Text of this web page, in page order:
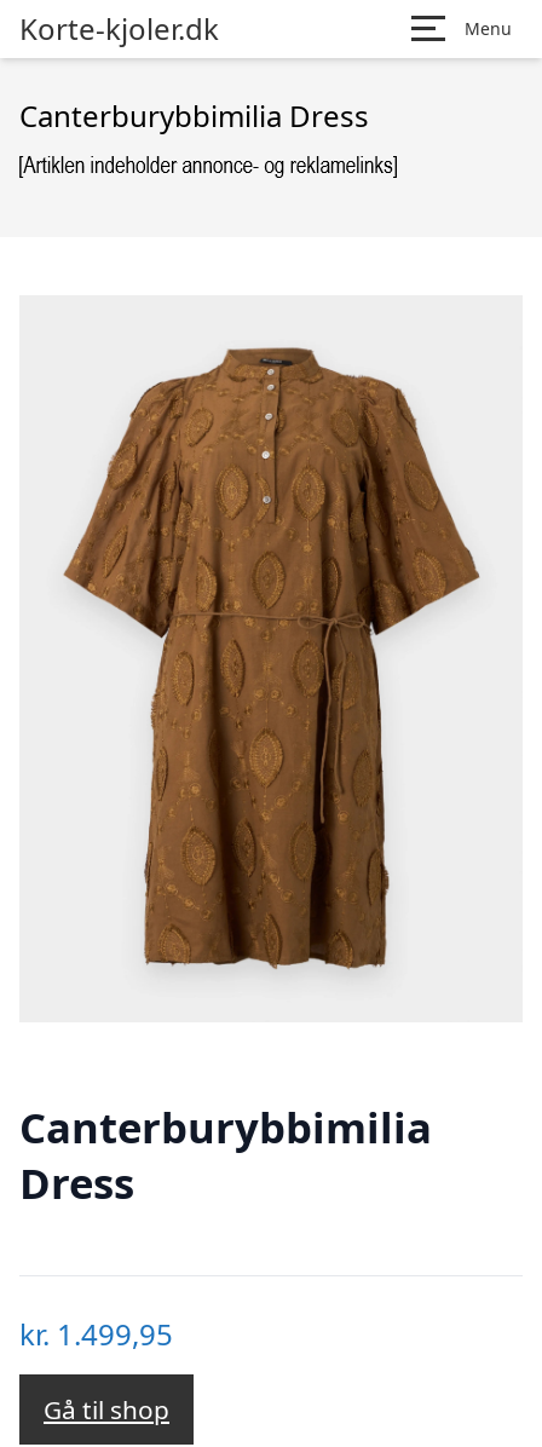
Korte-kjoler.dk Menu
Canterburybbimilia Dress
Canterburybbimilia
Dress
kr. 1.499,95
Gå til shop